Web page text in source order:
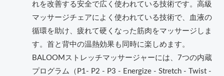
れを改善する安全で広く使われている技術です。高級
マッサージチェアによく使われている技術で、血液の
循環を助け、疲れて硬くなった筋肉をマッサージしま
す。首と背中の温熱効果も同時に楽しめます。
BALOOMストレッチマッサージャーには、7つの内蔵
プログラム（P1- P2 - P3 - Energize - Stretch - Twist -